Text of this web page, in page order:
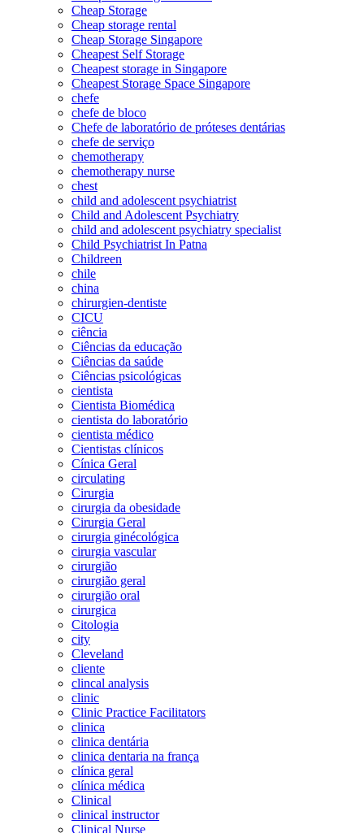
Cheap Storage
Cheap storage rental
Cheap Storage Singapore
Cheapest Self Storage
Cheapest storage in Singapore
Cheapest Storage Space Singapore
chefe
chefe de bloco
Chefe de laboratório de próteses dentárias
chefe de serviço
chemotherapy
chemotherapy nurse
chest
child and adolescent psychiatrist
Child and Adolescent Psychiatry
child and adolescent psychiatry specialist
Child Psychiatrist In Patna
Childreen
chile
china
chirurgien-dentiste
CICU
ciência
Ciências da educação
Ciências da saúde
Ciências psicológicas
cientista
Cientista Biomédica
cientista do laboratório
cientista médico
Cientistas clínicos
Cínica Geral
circulating
Cirurgia
cirurgia da obesidade
Cirurgia Geral
cirurgia ginécológica
cirurgia vascular
cirurgião
cirurgião geral
cirurgião oral
cirurgica
Citologia
city
Cleveland
cliente
clincal analysis
clinic
Clinic Practice Facilitators
clinica
clinica dentária
clinica dentaria na frança
clínica geral
clínica médica
Clinical
clinical instructor
Clinical Nurse